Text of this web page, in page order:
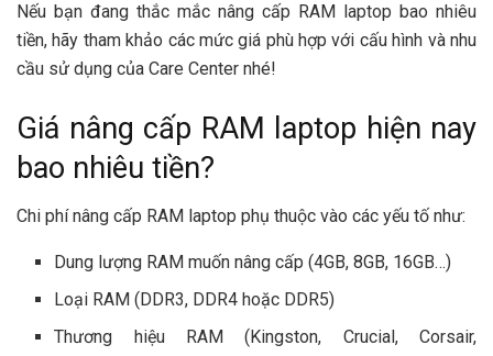
Nếu bạn đang thắc mắc nâng cấp RAM laptop bao nhiêu
tiền, hãy tham khảo các mức giá phù hợp với cấu hình và nhu
cầu sử dụng của Care Center nhé!
Giá nâng cấp RAM laptop hiện nay
bao nhiêu tiền?
Chi phí nâng cấp RAM laptop phụ thuộc vào các yếu tố như:
Dung lượng RAM muốn nâng cấp (4GB, 8GB, 16GB…)
Loại RAM (DDR3, DDR4 hoặc DDR5)
Thương hiệu RAM (Kingston, Crucial, Corsair,